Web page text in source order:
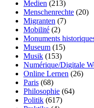
Medien (213)
Menschenrechte (20)
Migranten (7)
Mobilité (2)
Monuments
Museum (15)
Musik (153)
Numérique/Digitale
Online Lernen (26)
Paris (68)
Philosophie (64)
Politik (617)